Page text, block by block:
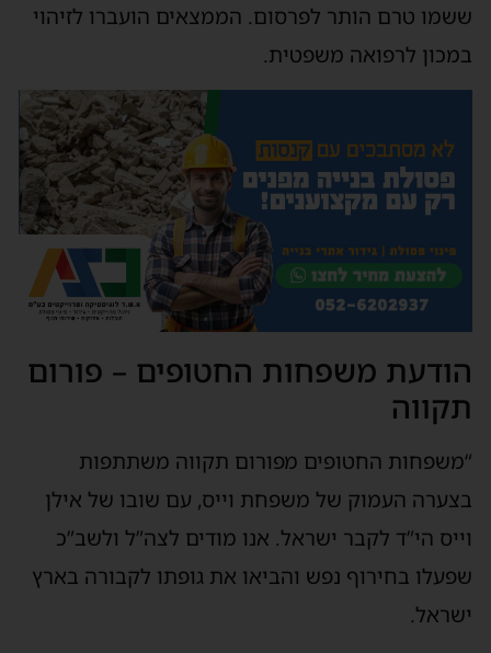
ששמו טרם הותר לפרסום. הממצאים הועברו לזיהוי
במכון לרפואה משפטית.
הודעת משפחות החטופים – פורום
תקווה
“משפחות החטופים מפורום תקווה משתתפות
בצערה העמוק של משפחת וייס, עם שובו של אילן
וייס הי”ד לקבר ישראל. אנו מודים לצה”ל ולשב”כ
שפעלו בחירוף נפש והביאו את גופתו לקבורה בארץ
ישראל.